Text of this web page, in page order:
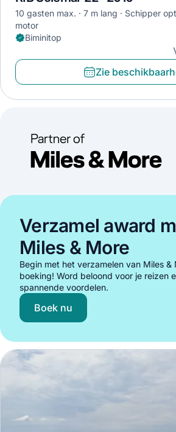
10 gasten max. 7 m lang Schipper
motor
Biminitop
Zie
Verzamel award
Miles & More
Begin met het verzamelen van Miles &
boeking! Word beloond voor je reizen
spannende voordelen.
Boek nu